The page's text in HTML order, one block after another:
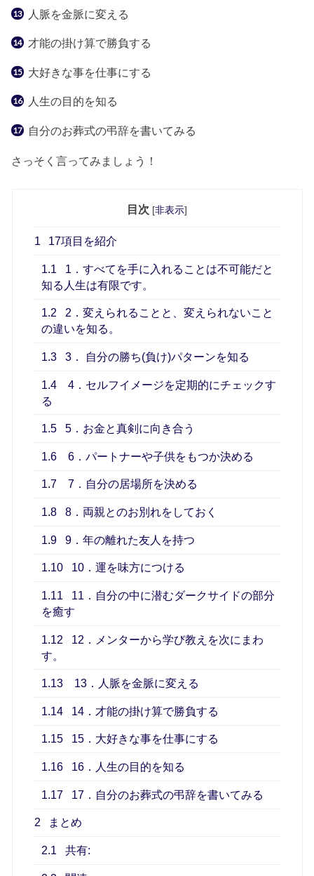
人脈を金脈に変える
才能の掛け算で勝負する
大好きな事を仕事にする
人生の目的を知る
自分のお葬式の弔辞を書いてみる
さっそく言ってみましょう！
目次 [非表示]
1 17項目を紹介
1.1
1．すべてを手に入れることは不可能だと
知る人生は有限です。
1.2
2．変えられることと、変えられないこと
の違いを知る。
1.3 3． 自分の勝ち(負け)パターンを知る
1.4
4．セルフイメージを定期的にチェックす
る
1.5 5．お金と真剣に向き合う
1.6 6．パートナーや子供をもつか決める
1.7 7．自分の居場所を決める
1.8 8．両親とのお別れをしておく
1.9 9．年の離れた友人を持つ
1.10 10．運を味方につける
1.11
11．自分の中に潜むダークサイドの部分
を癒す
1.12
12．メンターから学び教えを次にまわ
す。
1.13 13．人脈を金脈に変える
1.14 14．才能の掛け算で勝負する
1.15 15．大好きな事を仕事にする
1.16 16．人生の目的を知る
1.17 17．自分のお葬式の弔辞を書いてみる
2 まとめ
2.1 共有: